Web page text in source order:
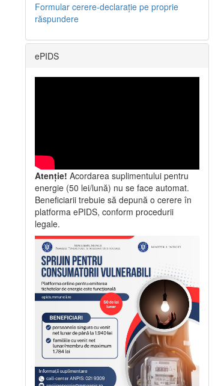
Formular cerere-declarație pe proprie
răspundere
ePIDS
Atenție! Acordarea suplimentului pentru
energie (50 lei/lună) nu se face automat.
Beneficiarii trebuie să depună o cerere în
platforma ePIDS, conform procedurii
legale.